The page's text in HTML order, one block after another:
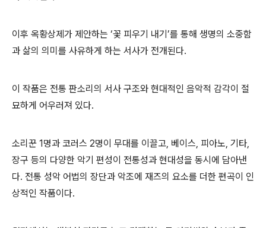
이후 옥황상제가 제안하는 ‘꽃 피우기 내기 ’를 통해 생명의 소중함
과 삶의 의미를 사유하게 하는 서사가 전개된다.
이 작품은 전통 판소리의 서사 구조와 현대적인 음악적 감각이 절
묘하게 어우러져 있다.
소리꾼 1명과 코러스 2명이 무대를 이끌고, 베이스, 피아노, 기타,
장구 등의 다양한 악기 편성이 전통성과 현대성을 동시에 담아낸
다. 전통 성악 어법의 장단과 악조에 재즈의 요소를 더한 편곡이 인
상적인 작품이다.